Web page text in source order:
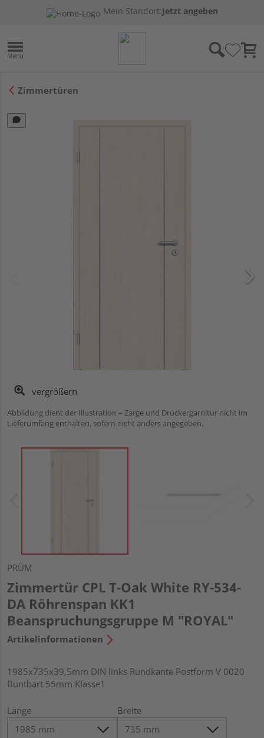
Mein Standort:Jetzt angeben
Zimmertüren
vergrößern
Abbildung dient der Illustration – Zarge und Drückergarnitur nicht im
Lieferumfang enthalten, sofern nicht anders angegeben.
PRÜM
Zimmertür CPL T-Oak White RY-534-
DA Röhrenspan KK1
Beanspruchungsgruppe M "ROYAL"
Artikelinformationen
1985x735x39,5mm DIN links Rundkante Postform V 0020
Buntbart 55mm Klasse1
Länge Breite